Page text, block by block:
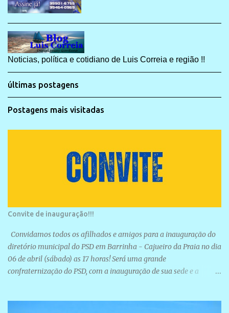
Noticias, política e cotidiano de Luis Correia e região !!
últimas postagens
Postagens mais visitadas
Convite de inauguração!!!
Convidamos todos os afilhados e amigos para a inauguração do
diretório municipal do PSD em Barrinha - Cajueiro da Praia no dia
06 de abril (sábado) as 17 horas! Será uma grande
confraternização do PSD, com a inauguração de sua sede e a